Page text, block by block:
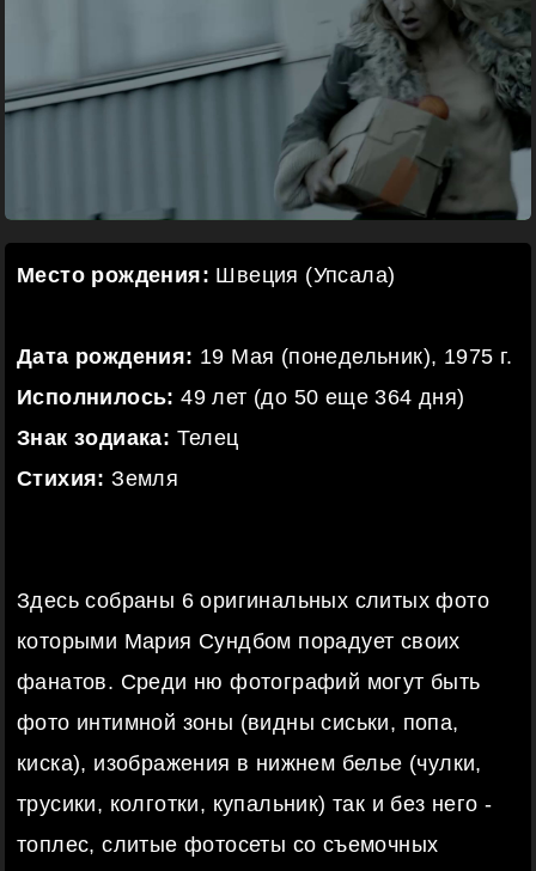
Место рождения: Швеция (Упсала)
Дата рождения: 19 Мая (понедельник), 1975 г.
Исполнилось: 49 лет (до 50 еще 364 дня)
Знак зодиака: Телец
Стихия: Земля
Здесь собраны 6 оригинальных слитых фото
которыми Мария Сундбом порадует своих
фанатов. Среди ню фотографий могут быть
фото интимной зоны (видны сиськи, попа,
киска), изображения в нижнем белье (чулки,
трусики, колготки, купальник) так и без него -
топлес, слитые фотосеты со съемочных